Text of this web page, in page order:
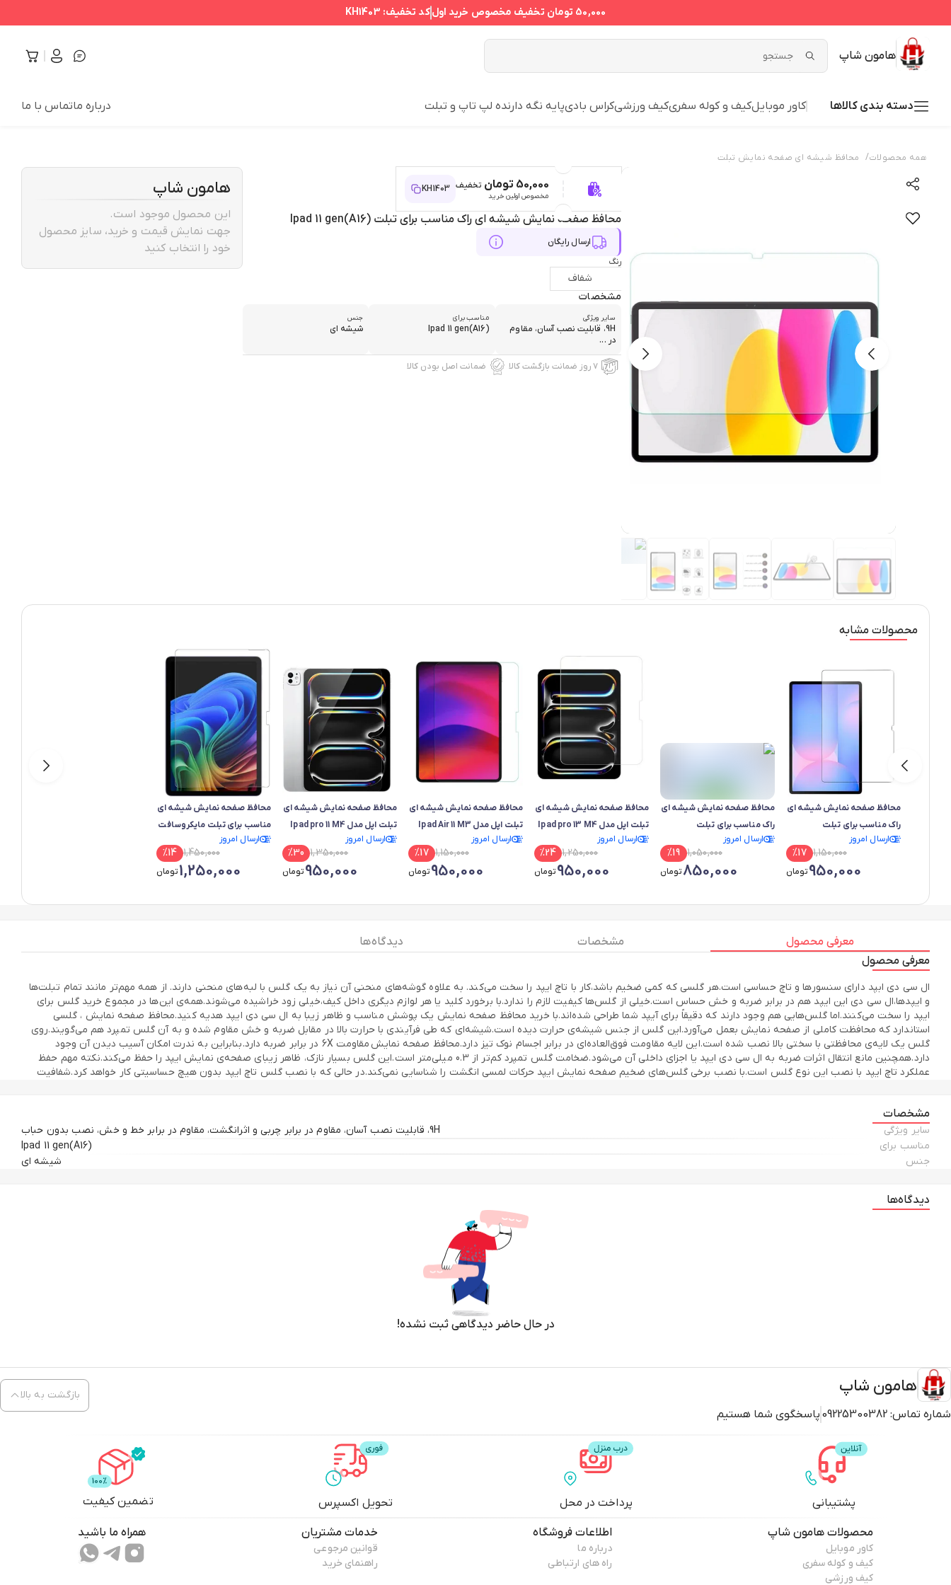
50,000 تومان تخفیف مخصوص خرید اولکد تخفیف: KH1403
هامون شاپ
دسته بندی کالاها کاور موبایلکیف و کوله سفریکیف ورزشیکراس بادیپایه نگه دارنده لپ تاپ و تبلت درباره ماتماس با ما
همه محصولات/ محافظ شیشه ای صفحه نمایش تبلت
50,000 تومان تخفیف
مخصوص اولین خرید
KH1403
محافظ صفحه نمایش شیشه ای راک مناسب برای تبلت Ipad 11 gen(A16)
ارسال رایگان
رنگ
شفاف
مشخصات
سایر ویژگی
9H، قابلیت نصب آسان، مقاوم
در ...
مناسب برای
Ipad 11 gen(A16)
جنس
شیشه ای
۷ روز ضمانت بازگشت کالا ضمانت اصل بودن کالا
هامون شاپ
این محصول موجود است.
جهت نمایش قیمت و خرید، سایز محصول
خود را انتخاب کنید
محصولات مشابه
محافظ صفحه نمایش شیشه ای
راک مناسب برای تبلت
سامسونگ Galaxy Tab S10 FEارسال امروز
1,150,000
%17
950,000تومان
محافظ صفحه نمایش شیشه ای
راک مناسب برای تبلت
سامسونگ Galaxy Tab S10 FE
ارسال امروز
1,050,000
%19
850,000تومان
محافظ صفحه نمایش شیشه ای
تبلت اپل مدل Ipad pro 13 M4
ارسال امروز
1,250,000
%24
950,000تومان
محافظ صفحه نمایش شیشه ای
تبلت اپل مدل Ipad Air 11 M3
ارسال امروز
1,150,000
%17
950,000تومان
محافظ صفحه نمایش شیشه ای
تبلت اپل مدل Ipad pro 11 M4
ارسال امروز
1,350,000
%30
950,000تومان
محافظ صفحه نمایش شیشه ای
مناسب برای تبلت مایکروسافت
Surface Pro 12
ارسال امروز
1,450,000
%14
1,250,000تومان
معرفی محصول مشخصات
دیدگاه ها
معرفی محصول
ال سی دی ابپد دارای سنسور‌ها و تاچ حساسی است.هر گلسی که کمی ضخیم باشد،کار با تاچ ایپد را سخت می‌کند. به علاوه گوشه‌های منحنی آن نیاز به یک گلس با لبه‌های منحنی دارند. از همه مهم‌تر مانند تمام تبلت‌ها
و ایپدها،ال سی دی این ایپد هم در برابر ضربه و خش حساس است.خیلی از گلس‌ها کیفیت لازم را ندارد.با برخورد کلید یا هر لوازم دیگری داخل کیف،خیلی زود خراشیده می‌شوند.همه‌ی این‌ها در مجموع خرید گلس برای
ایپد را سخت می‌کنند.اما گلس‌هایی هم وجود دارند که دقیقاً برای آیپد شما طراحی شده‌اند.با خرید محافظ صفحه نمایش یک پوشش مناسب و ظاهر زیبا به ال سی دی ایپد هدیه کنید.محافظ صفحه نمایش ، گلسی
استاندارد که محافظت کاملی از صفحه نمایش بعمل می‌آورد.این گلس از جنس شیشه‌ی حرارت دیده است.شیشه‌ای که طی فرآیندی با حرارت بالا در مقابل ضربه و خش مقاوم شده و به آن گلس تمپرد هم می‌گویند.روی
گلس یک لایه‌ی محافظتی با سختی بالا نصب شده است.این لایه مقاومت فوق‌العاده‌ای در برابر اجسام نوک تیز دارد.محافظ صفحه نمایش مقاومت 6X در برابر ضربه دارد.بنابراین به ندرت امکان آسیب دیدن آن وجود
دارد.همچنین مانع انتقال اثرات ضربه به ال سی دی ایپد یا اجزای داخلی آن می‌شود.ضخامت گلس تمپرد کم‌تر از 0.3 میلی‌متر است.این گلس بسیار نازک، ظاهر زیبای صفحه‌ی نمایش ایپد را حفظ می‌کند.نکته مهم حفظ
عملکرد تاچ ایپد با نصب این نوع گلس است.با نصب برخی گلس‌های ضخیم صفحه نمایش ایپد حرکات لمسی انگشت را شناسایی نمی‌کند.در حالی که با نصب گلس تاچ ایپد بدون هیچ حساسیتی کار خواهد کرد.شفافیت
می‌شود.لایه‌ی زیر گلس از چسب AB است. با این چسب به راحتی گلس را روی ال سی دی نصب کنید. اگر حبابی هم باقی ماند، با کمی دقت می‌توانید آن را از بین ببرید.
مشخصات
سایر ویژگی
9H، قابلیت نصب آسان، مقاوم در برابر چربی و اثرانگشت، مقاوم در برابر خط و خش، نصب بدون حباب
مناسب برای
Ipad 11 gen(A16)
جنس
شیشه ای
دیدگاه‌ها
در حال حاضر دیدگاهی ثبت نشده!
هامون شاپ
شماره تماس: 09225300382 پاسخگوی شما هستیم
بازگشت به بالا
پشتیبانی پرداخت در محل تحویل اکسپرس تضمین کیفیت
محصولات هامون شاپ
کاور موبایل
کیف و کوله سفری
کیف ورزشی
اطلاعات فروشگاه
درباره ما
راه های ارتباطی
خدمات مشتریان
قوانین مرجوعی
راهنمای خرید
همراه ما باشید